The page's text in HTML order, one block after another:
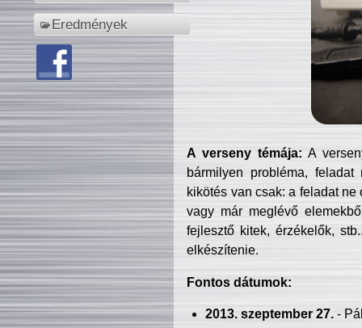
Eredmények
A verseny témája: A
bármilyen probléma, feladat
kikötés van csak: a feladat
vagy már meglévő
fejlesztő kitek, érzékelők,
elkészítenie.
Fontos dátumok:
2013. szeptember 27.-